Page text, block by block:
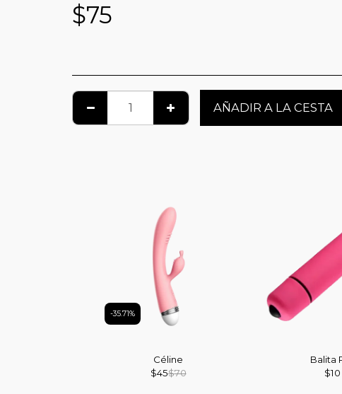
$75
AÑADIR A LA CESTA
-35.71%
Céline
$70
$45
Balita
$10